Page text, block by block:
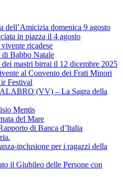
domenica 9 agosto
in piazza il 4 agosto
ricadese
di Babbo Natale
mastri birrai il 12 dicembre 2025
al Convento dei Frati Minori
Festival
(VV) – La Sagra della
Mentis
del Mare
di Banca d’Italia
inclusione per i ragazzi della
il Giubileo delle Persone con